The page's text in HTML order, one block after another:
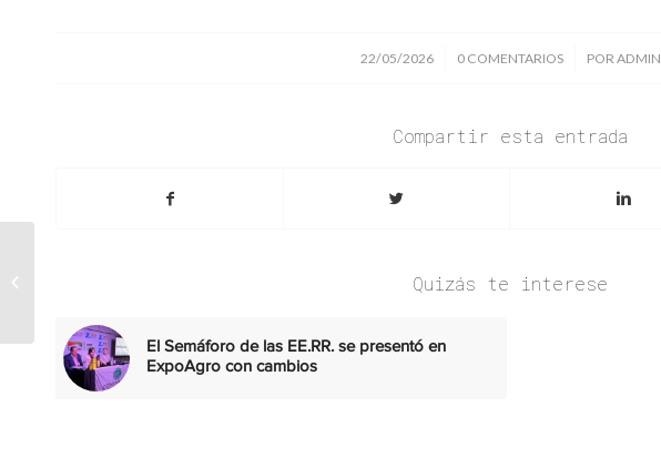
22/05/2026
/ 0 COMENTARIOS
/ PORADMIN
Compartir esta entrada
Quizás te interese
El Semáforo de las EE.RR. se presentó en
ExpoAgro con cambios
trabajo...